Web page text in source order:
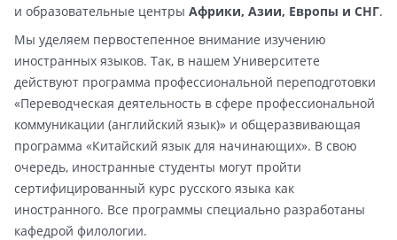
и образовательные центры Африки, Азии, Европы и СНГ.
Мы уделяем первостепенное внимание изучению
иностранных языков. Так, в нашем Университете
действуют программа профессиональной переподготовки
«Переводческая деятельность в сфере профессиональной
коммуникации (английский язык)» и общеразвивающая
программа «Китайский язык для начинающих». В свою
очередь, иностранные студенты могут пройти
сертифицированный курс русского языка как
иностранного. Все программы специально разработаны
кафедрой филологии.